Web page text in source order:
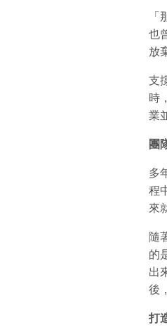
也
放
支
時
業
團
多
程
來
隨
的
出
後
打